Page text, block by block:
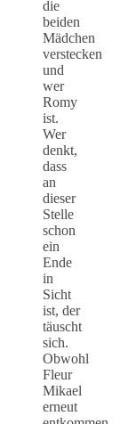
die
beiden
Mädchen
verstecken
und
wer
Romy
ist.
Wer
denkt,
dass
an
dieser
Stelle
schon
ein
Ende
in
Sicht
ist, der
täuscht
sich.
Obwohl
Fleur
Mikael
erneut